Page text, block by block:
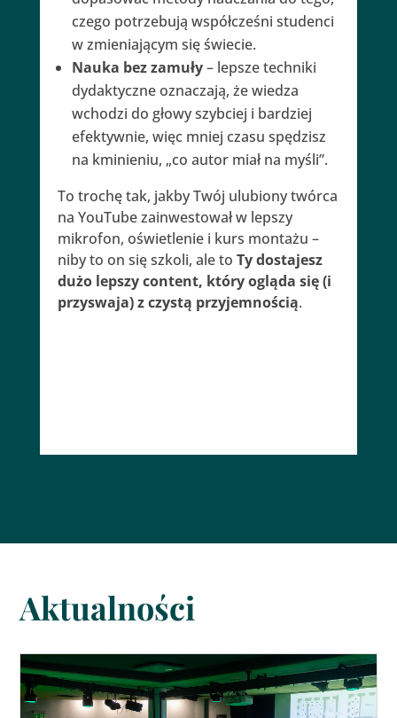
czego potrzebują współcześni studenci
w zmieniającym się świecie.
Nauka bez zamuły– lepsze techniki
dydaktyczne oznaczają, że wiedza
wchodzi do głowy szybciej i bardziej
efektywnie, więc mniej czasu spędzisz
na kminieniu, „co autor miał na myśli”.
To trochę tak, jakby Twój ulubiony twórca
na YouTube zainwestował w lepszy
mikrofon, oświetlenie i kurs montażu –
niby to on się szkoli, ale to Ty dostajesz
dużo lepszy content, który ogląda się (i
przyswaja) z czystą przyjemnością.
Aktualności